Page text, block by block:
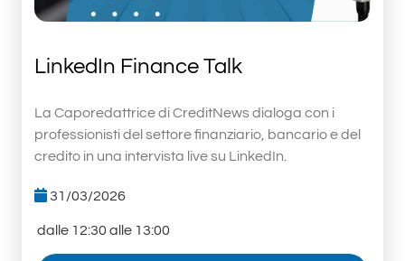
LinkedIn Finance Talk
La Caporedattrice di CreditNews dialoga con i
professionisti del settore finanziario, bancario e del
credito in una intervista live su LinkedIn.
31/03/2026
dalle 12:30 alle 13:00